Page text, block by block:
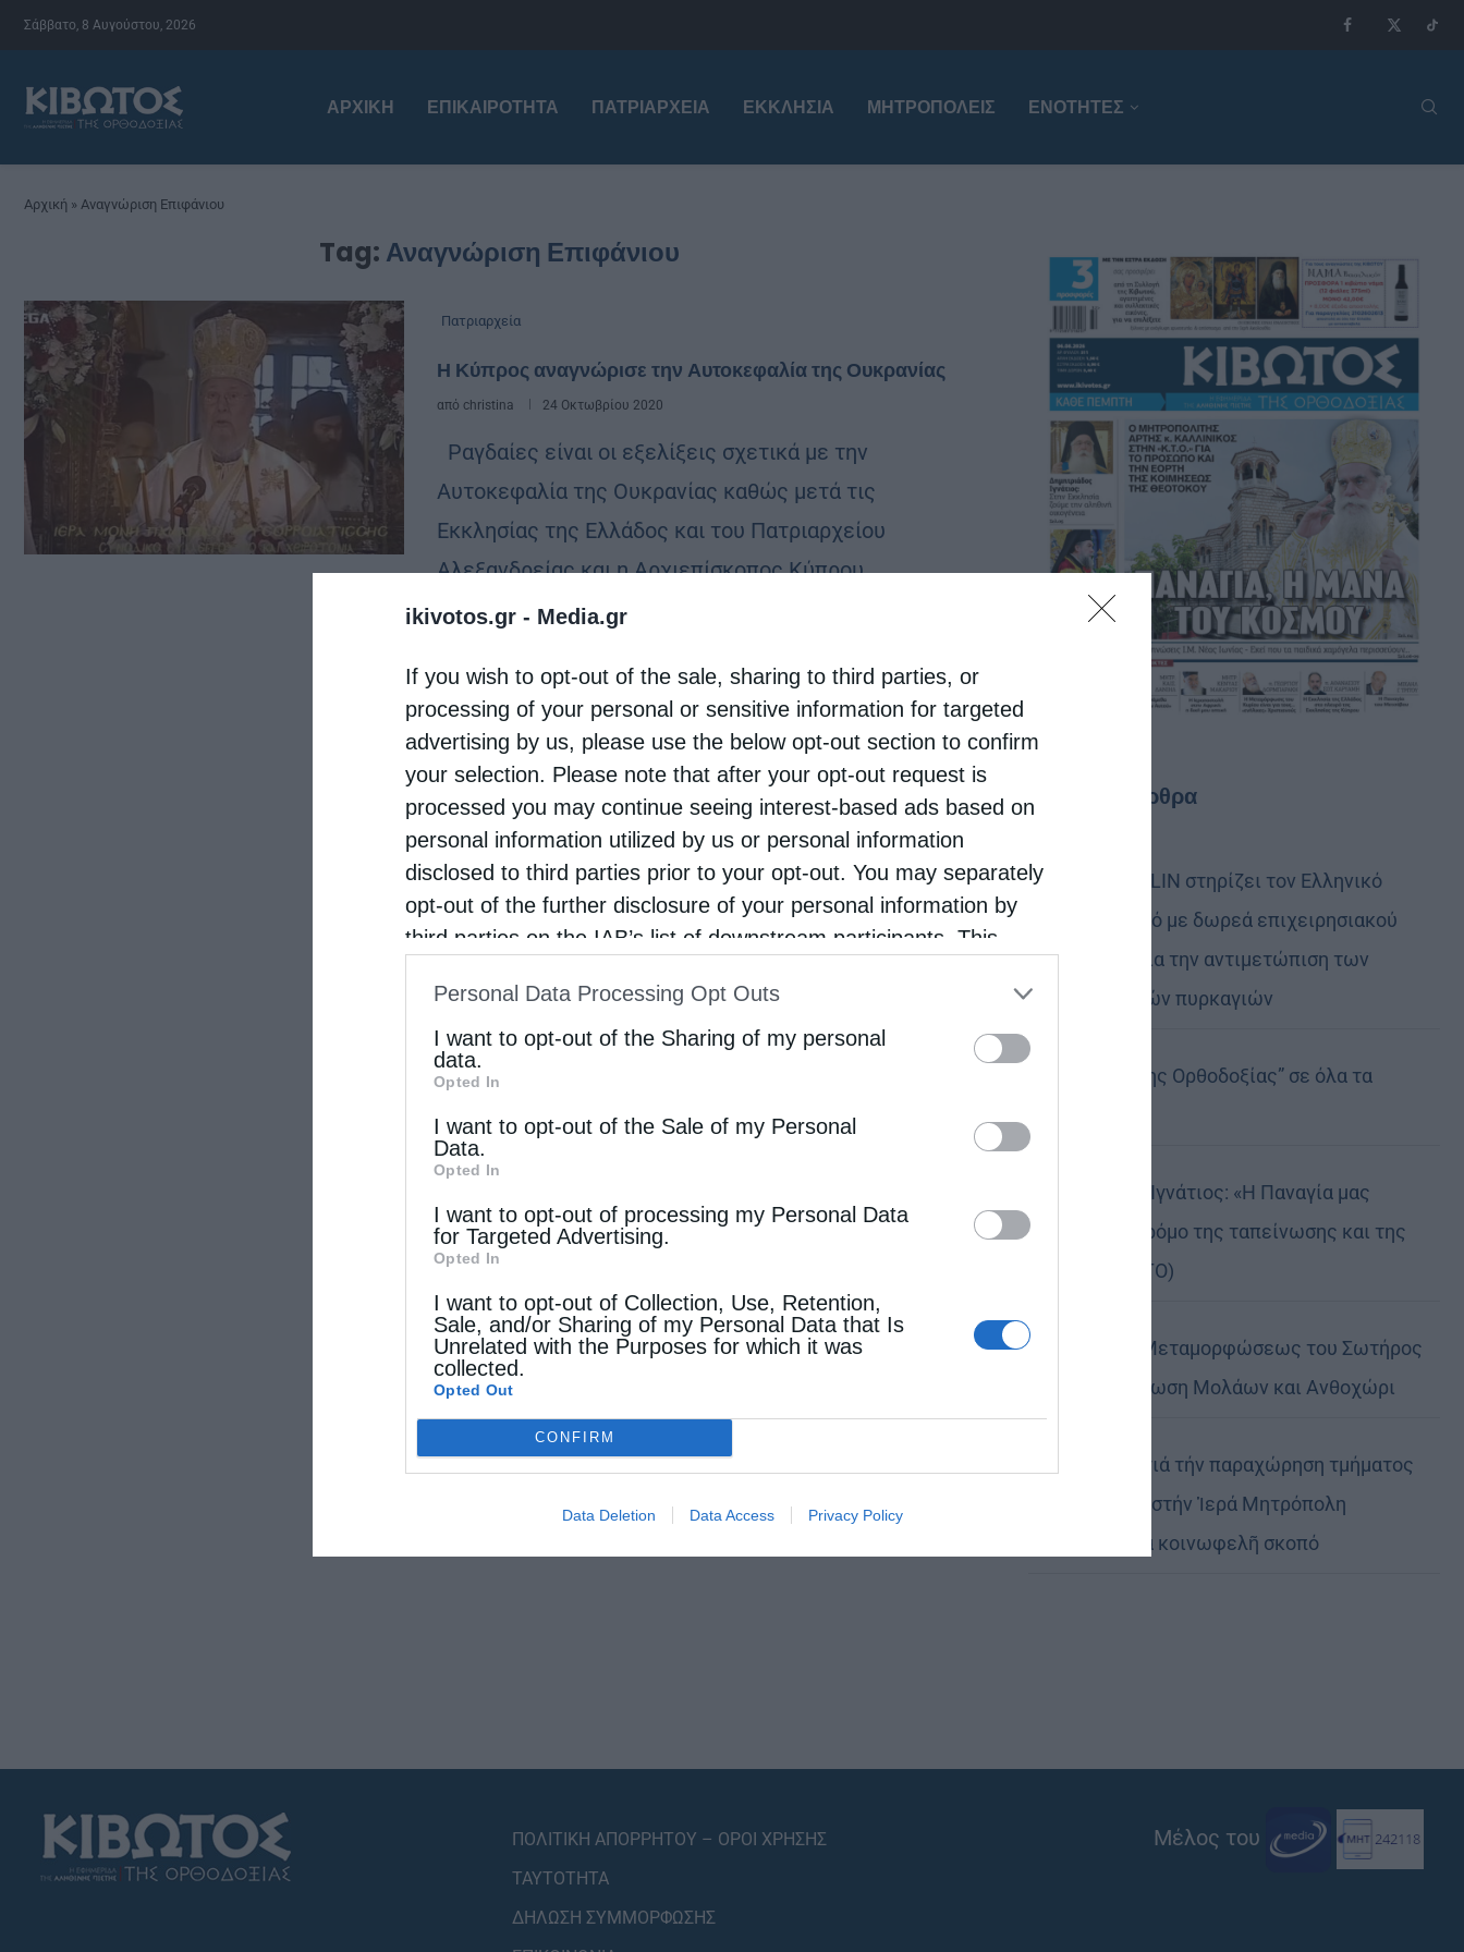
ikivotos.gr - Media.gr
If you wish to opt-out of the sale, sharing to third parties, or
processing of your personal or sensitive information for targeted
advertising by us, please use the below opt-out section to confirm
your selection. Please note that after your opt-out request is
processed you may continue seeing interest-based ads based on
personal information utilized by us or personal information
disclosed to third parties prior to your opt-out. You may separately
opt-out of the further disclosure of your personal information by
third parties on the IAB’s list of downstream participants. This
IAB’s List of Downstream Participantsthat may further disclose it to
other third parties.
Personal Data Processing Opt Outs
I want to opt-out of the Sharing of my personal
data.
Opted In
I want to opt-out of the Sale of my Personal
Data.
Opted In
I want to opt-out of processing my Personal Data
for Targeted Advertising.
Opted In
I want to opt-out of Collection, Use, Retention,
Sale, and/or Sharing of my Personal Data that Is
Unrelated with the Purposes for which it was
collected.
Opted Out
CONFIRM
Data Deletion Data Access Privacy Policy
Σάββατο, 8 Αυγούστου, 2026
ΑΡΧΙΚΉ ΕΠΙΚΑΙΡΌΤΗΤΑ ΠΑΤΡΙΑΡΧΕΊΑ ΕΚΚΛΗΣΊΑ ΜΗΤΡΟΠΌΛΕΙΣ ΕΝΟΤΗΤΕΣ
Αρχική » Αναγνώριση Επιφάνιου
Tag: Αναγνώριση Επιφάνιου
Πατριαρχεία
Η Κύπρος αναγνώρισε την Αυτοκεφαλία της Ουκρανίας
από christina 24 Οκτωβρίου 2020
Ραγδαίες είναι οι εξελίξεις σχετικά με την
Αυτοκεφαλία της Ουκρανίας καθώς μετά τις
Εκκλησίας της Ελλάδος και του Πατριαρχείου
Αλεξανδρείας και η Αρχιεπίσκοπος Κύπρου
κ.Χρυσόστομος μνημόνευσε τον μητροπολίτη
Τελευταία άρθρα
Η LEROY MERLIN στηρίζει τον Ελληνικό
Ερυθρό Σταυρό με δωρεά επιχειρησιακού
εξοπλισμού για την αντιμετώπιση των
καταστροφικών πυρκαγιών
Η “Κιβωτός της Ορθοδοξίας” σε όλα τα
Δημητριάδος Ιγνάτιος: «Η Παναγία μας
δείχνει τον δρόμο της ταπείνωσης και της
σιωπής» (ΦΩΤΟ)
Η εορτή της Μεταμορφώσεως του Σωτήρος
σε Μεταμόρφωση Μολάων και Ανθοχώρι
Εὐχαριστίες γιά τήν παραχώρηση τμήματος
στρατοπέδου στήν Ἱερά Μητρόπολη
Καστορίας γιά κοινωφελῆ σκοπό
ΠΟΛΙΤΙΚΗ ΑΠΟΡΡΗΤΟΥ – ΟΡΟΙ ΧΡΗΣΗΣ
ΤΑΥΤΟΤΗΤΑ
ΔΗΛΩΣΗ ΣΥΜΜΟΡΦΩΣΗΣ
Μέλος του